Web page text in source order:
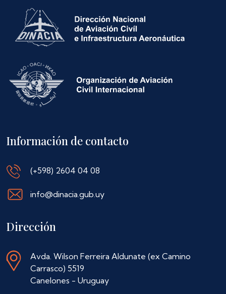
Información de contacto
(+598) 2604 04 08
info@dinacia.gub.uy
Dirección
Avda. Wilson Ferreira Aldunate (ex Camino
Carrasco) 5519
Canelones - Uruguay